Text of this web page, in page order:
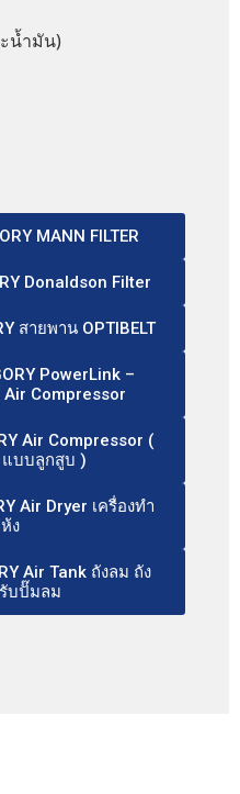
น้ำมัน)
MANN FILTER
Donaldson Filter
สายพาน OPTIBELT
PowerLink –
Compressor
Air Compressor (
บบลูกสูบ )
Air Dryer เครื่องทำ
ง
Air Tank ถังลม ถัง
บปั๊มลม